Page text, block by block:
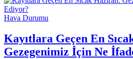
Hava Durumu
Kayıtlara Geçen En
Gezegenimiz İçin Ne